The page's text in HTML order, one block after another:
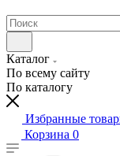
Каталог
По всему сайту
По каталогу
Избранные
Корзина 0